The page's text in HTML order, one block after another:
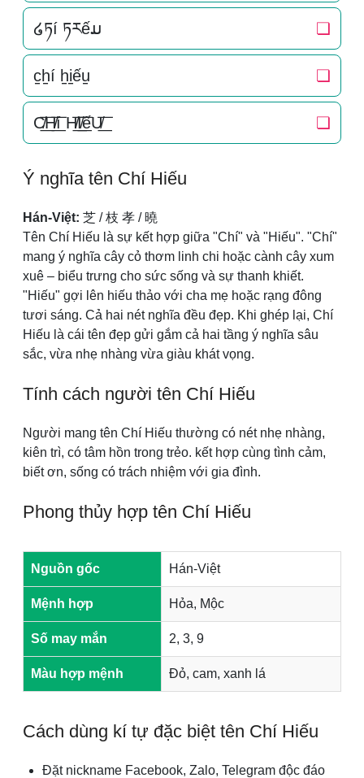
໒ཏí ཏརếມ ❏
c̠h̠í h̠i̠ếu̠ ❏
C̸͟͞H̸͟͞í H̸͟͞I̸͟͞ếU̸͟͞ ❏
Ý nghĩa tên Chí Hiếu
Hán-Việt: 芝 / 枝 孝 / 曉
Tên Chí Hiếu là sự kết hợp giữa "Chí" và "Hiếu". "Chí"
mang ý nghĩa cây cỏ thơm linh chi hoặc cành cây xum
xuê – biểu trưng cho sức sống và sự thanh khiết.
"Hiếu" gợi lên hiếu thảo với cha mẹ hoặc rạng đông
tươi sáng. Cả hai nét nghĩa đều đẹp. Khi ghép lại, Chí
Hiếu là cái tên đẹp gửi gắm cả hai tầng ý nghĩa sâu
sắc, vừa nhẹ nhàng vừa giàu khát vọng.
Tính cách người tên Chí Hiếu
Người mang tên Chí Hiếu thường có nét nhẹ nhàng,
kiên trì, có tâm hồn trong trẻo. kết hợp cùng tình cảm,
biết ơn, sống có trách nhiệm với gia đình.
Phong thủy hợp tên Chí Hiếu
Nguồn gốc Hán-Việt
Mệnh hợp Hỏa, Mộc
Số may mắn 2, 3, 9
Màu hợp mệnh Đỏ, cam, xanh lá
Cách dùng kí tự đặc biệt tên Chí Hiếu
Đặt nickname Facebook, Zalo, Telegram độc đáo